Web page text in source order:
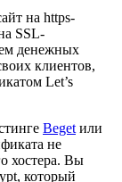
на https-
SSL-
денежных
клиентов,
Let’s
Beget или
не
хостера. Вы
который